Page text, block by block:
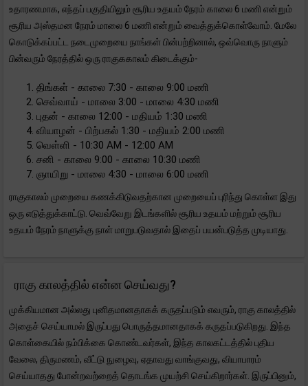
உதாரணமாக, எந்தப் பகுதியிலும் சூரிய உதயம் நேரம் காலை 6 மணி என்றும்
சூரிய அஸ்தமன நேரம் மாலை 6 மணி என்றும் வைத்துக்கொள்வோம். மேலே
கொடுக்கப்பட்ட நடைமுறையை நாங்கள் பின்பற்றினால், ஒவ்வொரு நாளும்
பின்வரும் நேரத்தில் ஒரு ராகுககாலம் கிடைக்கும்-
திங்கள் - காலை 7:30 - காலை 9:00 மணி
செவ்வாய் - மாலை 3:00 - மாலை 4:30 மணி
புதன் - காலை 12:00 - மதியம் 1:30 மணி
வியாழன் - பிற்பகல் 1:30 - மதியம் 2:00 மணி
வெள்ளி - 10:30 AM - 12:00 AM
சனி - காலை 9:00 - காலை 10:30 மணி
ஞாயிறு - மாலை 4:30 - மாலை 6:00 மணி
ராகுகாலம் முறையை கணக்கிடுவதற்கான முறையைப் புரிந்து கொள்ள இது
ஒரு எடுத்துக்காட்டு. வெவ்வேறு இடங்களில் சூரிய உதயம் மற்றும் சூரிய
உதயம் நேரம் நாளுக்கு நாள் மாறுபடுவதால் இதைப் பயன்படுத்த முடியாது.
ராகு காலத்தில் என்ன செய்வது?
முக்கியமான அல்லது புனிதமானதாகக் கருதப்படும் எவரும், ராகு காலத்தில்
அதைச் செய்யாமல் இருப்பது பொருத்தமானதாகக் கருதப்படுகிறது. இந்த
கொள்கையில் நம்பிக்கை கொண்டவர்கள், இந்த காலகட்டத்தில் புதிய
வேலை, திருமணம், வீட்டு நுழைவு, ஏதாவது வாங்குவது, வியாபாரம்
செய்யாதது போன்றவற்றைத் தொடங்க முயற்சி செய்கிறார்கள். இருப்பினும்,